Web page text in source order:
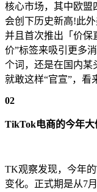
核心市场，其中欧盟
会创下历史新高!此
并且首次推出「价保
价”标签来吸引更多
个词，还是在国内某
就敢这样“官宣”，看
02
TikTok电商的今年大
TK观察发现，今年
变化。正式期是从7